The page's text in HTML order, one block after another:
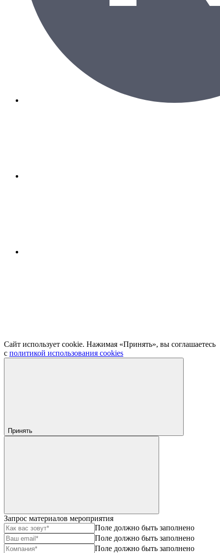
Сайт использует cookie. Нажимая «Принять», вы соглашаетесь
с политикой использования cookies
Принять
Запрос материалов мероприятия
Поле должно быть заполнено
Поле должно быть заполнено
Поле должно быть заполнено